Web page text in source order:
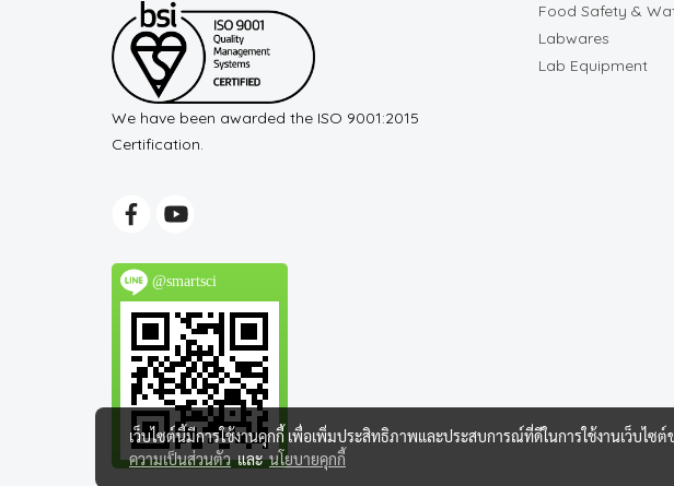
We have been awarded the ISO 9001:2015
Certification.
@smartsci
Food Safety &
Labwares
Lab Equipment
เว็บไซต์นี้มีการใช้งานคุกกี้ เพื่อเพิ่มประสิทธิภาพและประสบการณ์ที่ดีในการใช้งานเว็บไซ
ความเป็นส่วนตัวและนโยบายคุกกี้